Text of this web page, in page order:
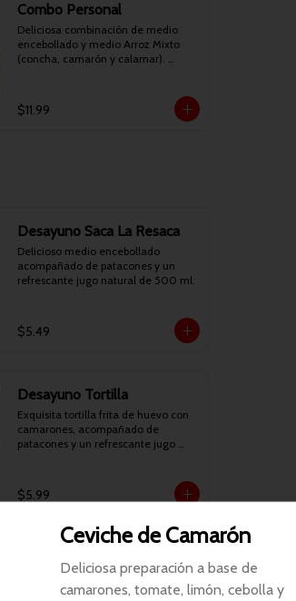
Combo Personal
Deliciosa combinación de medio
encebollado y medio Arroz Mixto
(concha, camarón y calamar).
$11.99
Desayuno Saca La Resaca
Delicioso medio encebollado
acompañado de patacones y un
refrescante jugo natural de 500 ml.
$5.49
Desayuno Tortilla
Exquisita tortilla frita de huevo con
camarones, acompañado de
patacones y un refrescante jugo
$5.99
Ceviche de Camarón
Deliciosa preparación a base de
camarones, tomate, limón, cebolla y